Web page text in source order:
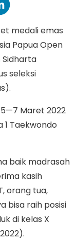
medali emas
Papua Open
Sidharta
seleksi
Maret 2022
1 Taekwondo
baik madrasah
kasih
orang tua,
bisa raih posisi
di kelas X